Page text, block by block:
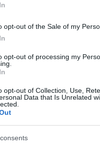
opt-out of the Sale of my
opt-out of processing my
opt-out of Collection, Use,
Data that Is Unrelated
nem vállal, azokat nem ellenőrzi.